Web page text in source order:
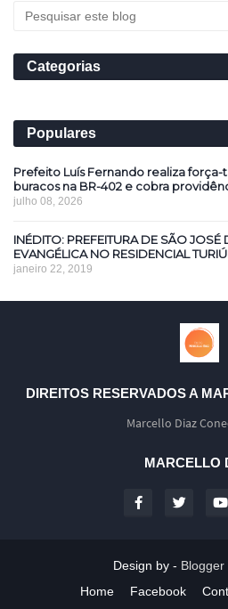
Categorias
Populares
Prefeito Luís Fernando realiza
buracos na BR-402 e cobra
julho 08, 2026
INÉDITO: PREFEITURA DE SÃO JOSÉ
EVANGÉLICA NO RESIDENCIAL
janeiro 22, 2019
DIREITOS RESERVADOS A
Marcello Diaz
MARCELLO
Design by - Blogger
Home
Facebook